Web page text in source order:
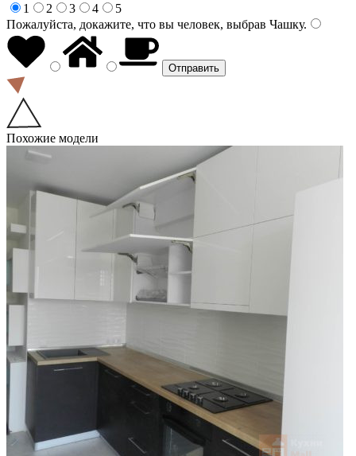
1
2 3 4
5
Пожалуйста, докажите, что вы человек, выбрав Чашку.
Похожие модели